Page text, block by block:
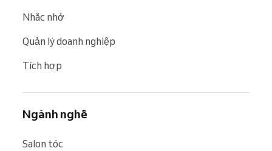
Nhắc nhở
Quản lý doanh nghiệp
Tích hợp
Ngành nghề
Salon tóc